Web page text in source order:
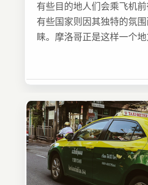
有些目的地人们会乘飞机
有些国家则因其独特的氛
睐。摩洛哥正是这样一个地